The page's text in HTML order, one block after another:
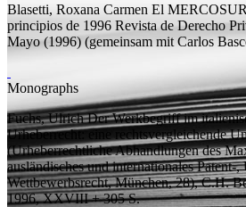
Blasetti, Roxana Carmen El
principios de 1996 Revista de Derecho
Mayo (1996) (gemeinsam mitCarlos
Monographs
Fuchs, Ulrich Der Werkbegriff im
Urheberrecht: eine rechtsvergleichende
(Urheberrechtliche Abhandlungen des
ausländisches und internationales Patent-
Wettbewerbsrecht, München, 28), C.H.
1996, XXVIII + 305S.